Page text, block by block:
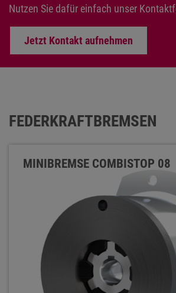
Nutzen Sie dafür einfach unser
Jetzt Kontakt aufnehmen
FEDERKRAFTBREMSEN
MINIBREMSE COMBISTOP 08